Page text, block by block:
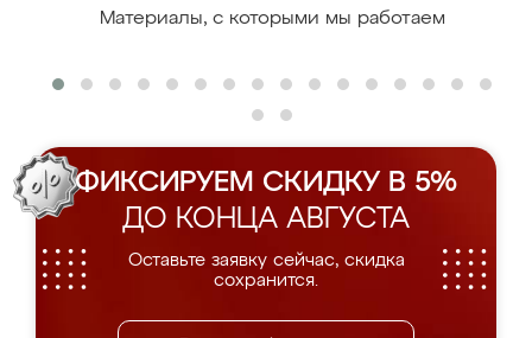
Материалы, с которыми мы работаем
ФИКСИРУЕМ СКИДКУ В 5%
ДО КОНЦА АВГУСТА
Оставьте заявку сейчас, скидка
сохранится.